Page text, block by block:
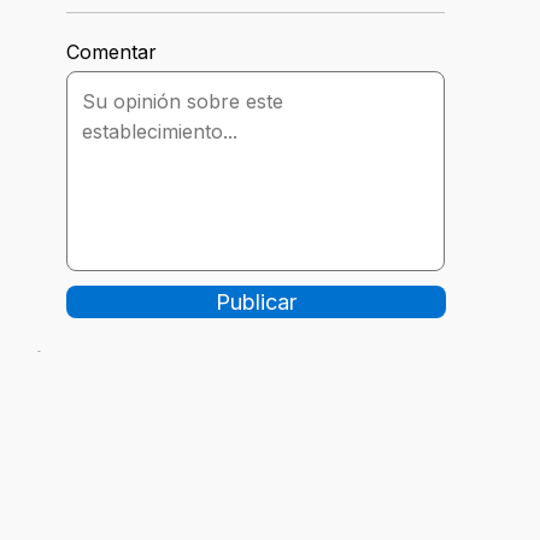
Comentar
Publicar
-